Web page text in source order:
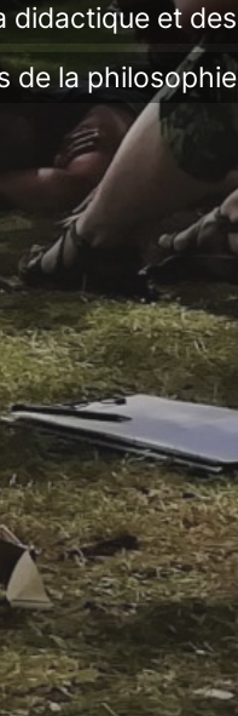
didactique et des
de la philosophie